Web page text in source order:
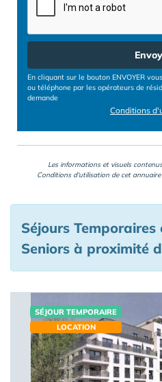
En cliquant sur le bouton ENVOYER
ou téléphone par les opérateurs de
demande
Conditions
Les informations et visuels
Conditions d'utilisation de cet
Séjours Temporaires
Seniors à proximité
SÉJOUR TEMPORAIRE
LOCATION